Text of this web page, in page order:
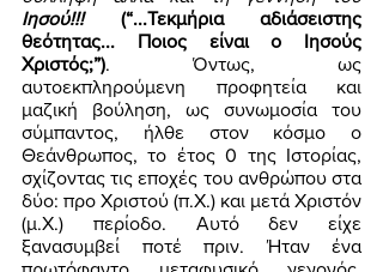
Ιησού!!! (“...Τεκμήρια αδιάσειστης
θεότητας... Ποιος είναι ο Ιησούς
Χριστός;”). Όντως, ως
αυτοεκπληρούμενη προφητεία και
μαζική βούληση, ως συνωμοσία του
σύμπαντος, ήλθε στον κόσμο ο
Θεάνθρωπος, το έτος 0 της Ιστορίας,
σχίζοντας τις εποχές του ανθρώπου στα
δύο: προ Χριστού (π.Χ.) και μετά Χριστόν
(μ.Χ.) περίοδο. Αυτό δεν είχε
ξανασυμβεί ποτέ πριν. Ήταν ένα